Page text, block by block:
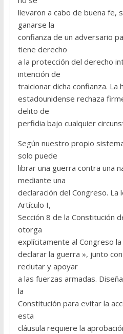
llevaron a cabo de buena fe,
ganarse la
confianza de un adversario
tiene derecho
a la protección del derecho
intención de
traicionar dicha confianza. La
estadounidense rechaza
delito de
perfidia bajo cualquier
Según nuestro propio
solo puede
librar una guerra contra una
mediante una
declaración del Congreso. La
Artículo I,
Sección 8 de la Constitución
otorga
explícitamente al Congreso
declarar la guerra », junto
reclutar y apoyar
a las fuerzas armadas.
la
Constitución para evitar la
esta
cláusula requiere la